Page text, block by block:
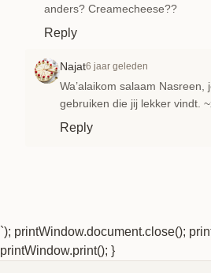
anders? Creamecheese??
Reply
Najat6 jaar geleden
Wa’alaikom salaam Nasreen,
gebruiken die jij lekker vindt.
Reply
`); printWindow.document.close();
printWindow.print(); }